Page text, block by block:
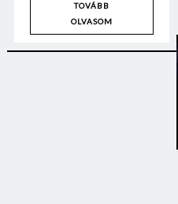
TOVÁBB
OLVASOM